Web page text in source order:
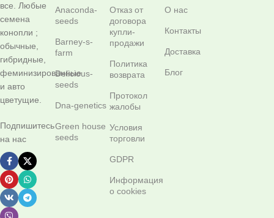
все. Любые
семена
конопли ;
обычные,
гибридные,
феминизированные
и авто
цветущие.
Подпишитесь
на нас
Anaconda-
seeds
Barney-s-
farm
Delicious-
seeds
Dna-genetics
Green house
seeds
Отказ от
договора
купли-
продажи
Политика
возврата
Протокол
жалобы
Условия
торговли
GDPR
Информация
о cookies
О нас
Контакты
Доставка
Блог